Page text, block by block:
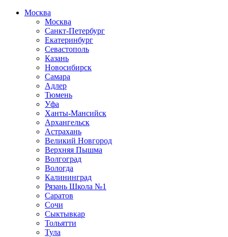
Москва
Москва
Санкт-Петербург
Екатеринбург
Севастополь
Казань
Новосибирск
Самара
Адлер
Тюмень
Уфа
Ханты-Мансийск
Архангельск
Астрахань
Великий Новгород
Верхняя Пышма
Волгоград
Вологда
Калининград
Рязань Школа №1
Саратов
Сочи
Сыктывкар
Тольятти
Тула